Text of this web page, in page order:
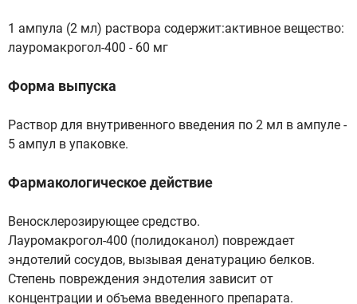
1 ампула (2 мл) раствора содержит:активное вещество:
лауромакрогол-400 - 60 мг
Форма выпуска
Раствор для внутривенного введения по 2 мл в ампуле -
5 ампул в упаковке.
Фармакологическое действие
Веносклерозирующее средство.
Лауромакрогол-400 (полидоканол) повреждает
эндотелий сосудов, вызывая денатурацию белков.
Степень повреждения эндотелия зависит от
концентрации и объема введенного препарата.